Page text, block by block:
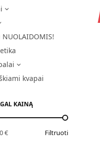
kvapai
KAINĄ
Filtruoti
€